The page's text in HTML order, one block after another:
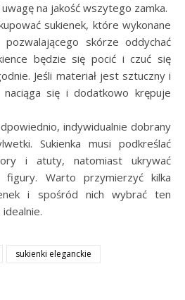
na jakość wszytego zamka.
sukienek, które wykonane
skórze oddychać
będzie się pocić i czuć się
Jeśli materiał jest sztuczny i
się i dodatkowo krępuje
indywidualnie dobrany
Sukienka musi podkreślać
i atuty, natomiast ukrywać
figury. Warto przymierzyć kilka
i spośród nich wybrać ten
sukienki eleganckie